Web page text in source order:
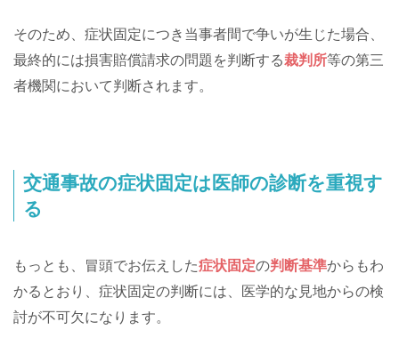
そのため、症状固定につき当事者間で争いが生じた場合、
最終的には損害賠償請求の問題を判断する裁判所等の第三
者機関において判断されます。
交通事故の症状固定は医師の診断を重視す
る
もっとも、冒頭でお伝えした症状固定の判断基準からもわ
かるとおり、症状固定の判断には、医学的な見地からの検
討が不可欠になります。